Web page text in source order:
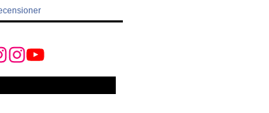
Instagram
YouTube